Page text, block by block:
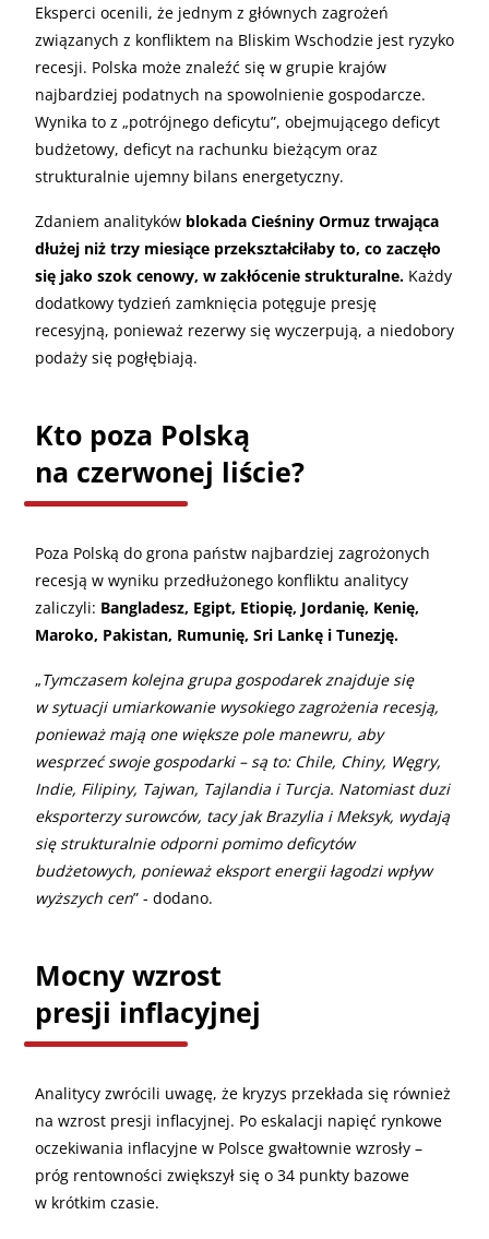
Eksperci ocenili, że jednym z głównych zagrożeń
związanych z konfliktem na Bliskim Wschodzie jest ryzyko
recesji. Polska może znaleźć się w grupie krajów
najbardziej podatnych na spowolnienie gospodarcze.
Wynika to z „potrójnego deficytu”, obejmującego deficyt
budżetowy, deficyt na rachunku bieżącym oraz
strukturalnie ujemny bilans energetyczny.
Zdaniem analityków blokada Cieśniny Ormuz trwająca
dłużej niż trzy miesiące przekształciłaby to, co zaczęło
się jako szok cenowy, w zakłócenie strukturalne. Każdy
dodatkowy tydzień zamknięcia potęguje presję
recesyjną, ponieważ rezerwy się wyczerpują, a niedobory
podaży się pogłębiają.
Kto poza Polską
na czerwonej liście?
Poza Polską do grona państw najbardziej zagrożonych
recesją w wyniku przedłużonego konfliktu analitycy
zaliczyli: Bangladesz, Egipt, Etiopię, Jordanię, Kenię,
Maroko, Pakistan, Rumunię, Sri Lankę i Tunezję.
„Tymczasem kolejna grupa gospodarek znajduje się
w sytuacji umiarkowanie wysokiego zagrożenia recesją,
ponieważ mają one większe pole manewru, aby
wesprzeć swoje gospodarki – są to: Chile, Chiny, Węgry,
Indie, Filipiny, Tajwan, Tajlandia i Turcja. Natomiast duzi
eksporterzy surowców, tacy jak Brazylia i Meksyk, wydają
się strukturalnie odporni pomimo deficytów
budżetowych, ponieważ eksport energii łagodzi wpływ
wyższych cen” - dodano.
Mocny wzrost
presji inflacyjnej
Analitycy zwrócili uwagę, że kryzys przekłada się również
na wzrost presji inflacyjnej. Po eskalacji napięć rynkowe
oczekiwania inflacyjne w Polsce gwałtownie wzrosły –
próg rentowności zwiększył się o 34 punkty bazowe
w krótkim czasie.